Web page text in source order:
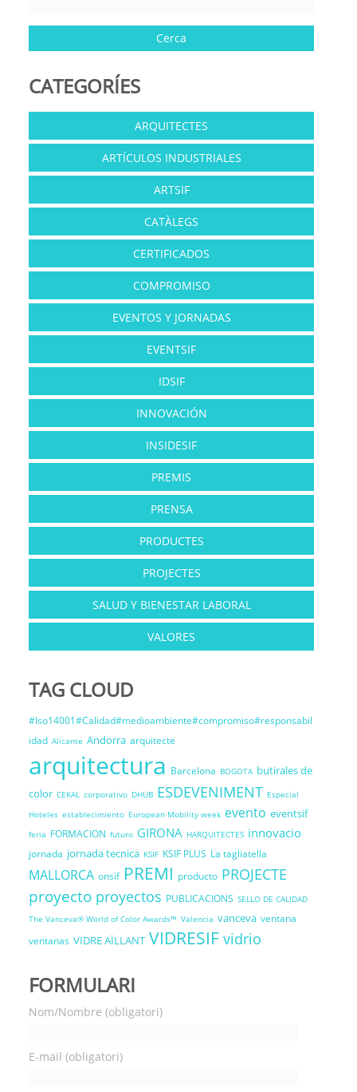
CATEGORÍES
ARQUITECTES
ARTÍCULOS INDUSTRIALES
ARTSIF
CATÀLEGS
CERTIFICADOS
COMPROMISO
EVENTOS Y JORNADAS
EVENTSIF
IDSIF
INNOVACIÓN
INSIDESIF
PREMIS
PRENSA
PRODUCTES
PROJECTES
SALUD Y BIENESTAR LABORAL
VALORES
TAG CLOUD
#Iso14001#Calidad#medioambiente#compromiso#responsabil
idad Alicante Andorra arquitecte
arquitectura Barcelona BOGOTA butirales de
color CEKAL corporativo DHUB ESDEVENIMENT Especial
Hoteles establecimiento European Mobility week evento eventsif
feria FORMACION futuro GIRONA HARQUITECTES innovacio
jornada jornada tecnica KSIF KSIF PLUS La tagliatella
MALLORCA onsif PREMI producto PROJECTE
proyecto proyectos PUBLICACIONS SELLO DE CALIDAD
The Vanceva® World of Color Awards™ Valencia vanceva ventana
ventanas VIDRE AÏLLANT VIDRESIF vidrio
FORMULARI
Nom/Nombre (obligatori)
E-mail (obligatori)